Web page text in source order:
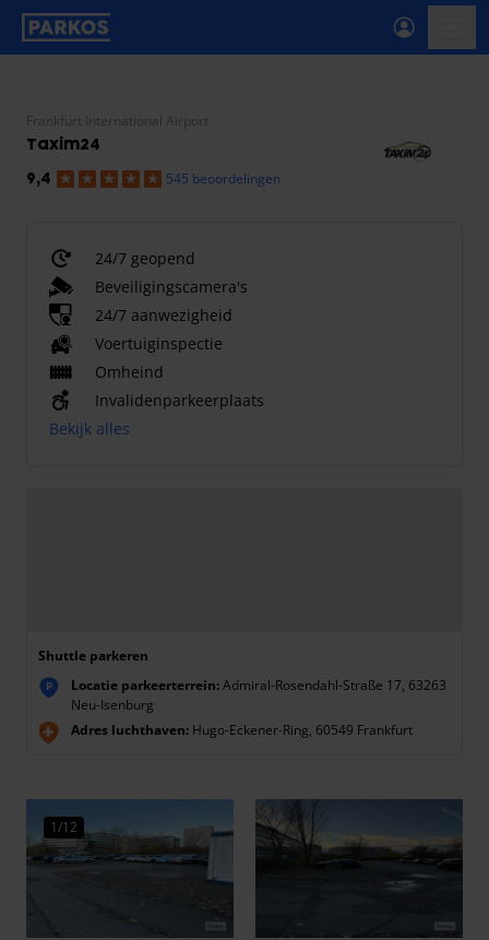
label-voor-primaire-navigatie
Frankfurt International Airport
Taxim24
9,4 545 beoordelingen
24/7 geopend
Beveiligingscamera's
24/7 aanwezigheid
Voertuiginspectie
Omheind
Invalidenparkeerplaats
Bekijk alles
Shuttle parkeren
P Locatie parkeerterrein:Admiral-Rosendahl-Straße 17, 63263
Neu-Isenburg
Adres luchthaven: Hugo-Eckener-Ring, 60549 Frankfurt
1/12